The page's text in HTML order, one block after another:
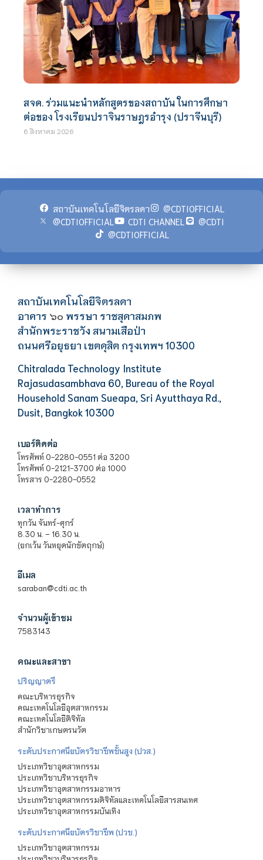
สจด. ร่วมแนะนำหลักสูตรของสถาบัน ในการศึกษา
ต่อของ โรงเรียนปราจินราษฎรอำรุง (ปราจีนบุรี)
6 สิงหาคม 2026
สถาบันเทคโนโลยีจิตรลดา
@CDTIOFFICIAL
@CDTIOFFICIAL
CDTI CHANNEL
@CDTI
@CDTIOFFICIAL
สถาบันเทคโนโลยีจิตรลดา
อาคาร ๖๐ พรรษา ราชสุดาสมภพ
สำนักพระราชวัง สนามเสือป่า
ถนนศรีอยุธยา เขตดุสิต กรุงเทพฯ 10300
Chitralada Technology Institute
Rajasudasambhava 60, Bureau of the Royal
Household Sanam Sueapa, Sri Ayutthaya Rd.,
Dusit, Bangkok 10300
เบอร์ติดต่อ
โทรศัพท์ 0-2280-0551 ต่อ 3200
โทรศัพท์ 0-2121-3700 ต่อ 1000
โทรสาร 0-2280-0552
เวลาทำการ
ทุกวัน จันทร์-ศุกร์
8.30 น. – 16.30 น.
(ยกเว้น วันหยุดนักขัตฤกษ์)
อีเมล
saraban@cdti.ac.th
จำนวนผู้เข้าชม
7583143
คณะและสาขา
ปริญญาตรี
คณะบริหารธุรกิจ
คณะเทคโนโลยีอุตสาหกรรม
คณะเทคโนโลยีดิจิทัล
สำนักวิชาเกษตรนวัต
ระดับประกาศนียบัตรวิชาชีพชั้นสูง (ปวส.)
ประเภทวิชาอุตสาหกรรม
ประเภทวิชาบริหารธุรกิจ
ประเภทวิชาอุตสาหกรรมอาหาร
ประเภทวิชาอุตสาหกรรมดิจิทัลและเทคโนโลยีสารสนเทศ
ประเภทวิชาอุตสาหกรรมบันเทิง
ระดับประกาศนียบัตรวิชาชีพ (ปวช.)
ประเภทวิชาอุตสาหกรรม